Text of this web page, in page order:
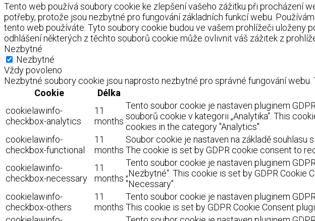
Tento web používá soubory cookie ke zlepšení vašeho zážitku při procházení
potřeby, protože jsou nezbytné pro fungování základních funkcí webu.
tento web používáte. Tyto soubory cookie budou ve vašem prohlížeči uloženy
odhlášení některých z těchto souborů cookie může ovlivnit váš zážitek z
Nezbytné
Nezbytné
Vždy povoleno
Nezbytné soubory cookie jsou naprosto nezbytné pro správné fungování
Cookie
Délka
cookielawinfo-
checkbox-analytics
11
months
Tento soubor cookie je nastaven pluginem
souborů cookie v kategorii „Analytika“. This
cookies in the category "Analytics".
cookielawinfo-
checkbox-functional
11
months
Soubor cookie je nastaven na základě souhlasu
The cookie is set by GDPR cookie consent to
cookielawinfo-
checkbox-necessary
11
months
Tento soubor cookie je nastaven pluginem
„Nezbytné“. This cookie is set by GDPR
"Necessary".
cookielawinfo-
checkbox-others
11
months
Tento soubor cookie je nastaven pluginem
This cookie is set by GDPR Cookie Consent